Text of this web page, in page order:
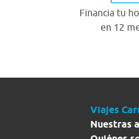
Financia tu
en 12
Viajes
Nuestras